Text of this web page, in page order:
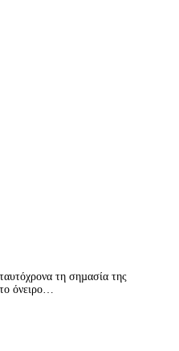
τη σηµασία της
όνειρο…